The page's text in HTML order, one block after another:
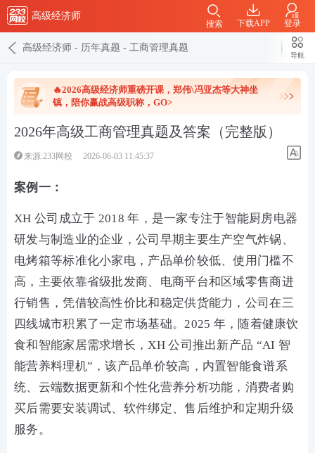
高级经济师
下载APP 登录
搜索
高级经济师 - 历年真题 - 工商管理真题
导航
🔥2026高级经济师重磅开课，郑伟\冯亚杰等大神坐
镇，陪你赢战高级职称，GO>
2026年高级工商管理真题及答案（完整版）
来源:233网校 2026-06-03 11:45:37
案例一：
XH 公司成立于 2018 年，是一家专注于智能厨房电器
研发与制造业的企业，公司早期主要生产空气炸锅、
电烤箱等标准化小家电，产品单价较低、使用门槛不
高，主要依靠省级批发商、电商平台和区域零售商进
行销售，凭借较高性价比和稳定供货能力，公司在三
四线城市积累了一定市场基础。2025 年，随着健康饮
食和智能家居需求增长，XH 公司推出新产品 “AI 智
能营养料理机”，该产品单价较高，内置智能食谱系
统、云端数据更新和个性化营养分析功能，消费者购
买后需要安装调试、软件绑定、售后维护和定期升级
服务。